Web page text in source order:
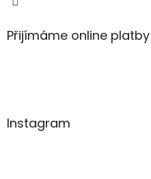
Přijímáme online platby
Instagram